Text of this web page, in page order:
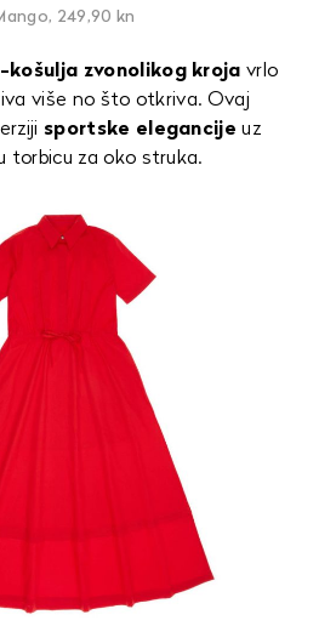
249,90 kn
košulja zvonolikog kroja vrlo
više no što otkriva. Ovaj
sportske elegancije uz
torbicu za oko struka.